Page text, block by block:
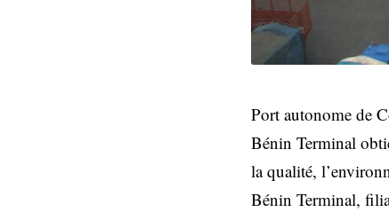
Port autonome de
Bénin Terminal
la qualité,
Bénin Terminal,